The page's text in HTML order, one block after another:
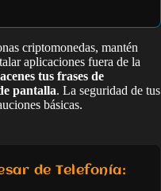
criptomonedas, mantén
aplicaciones fuera de la
tus frases de
pantalla. La seguridad de tus
básicas.
de Telefonía: